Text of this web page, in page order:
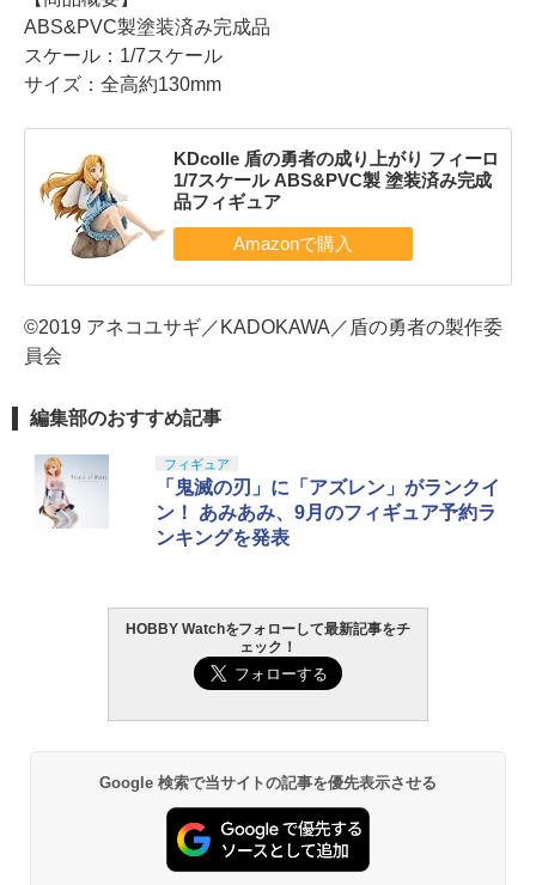
ABS&PVC製塗装済み完成品
スケール：1/7スケール
サイズ：全高約130mm
KDcolle 盾の勇者の成り上がり フィーロ
1/7スケール ABS&PVC製 塗装済み完成
品フィギュア
©2019 アネコユサギ／KADOKAWA／盾の勇者の製作委
員会
編集部のおすすめ記事
フィギュア
「鬼滅の刃」に「アズレン」がランクイ
ン！ あみあみ、9月のフィギュア予約ラ
ンキングを発表
HOBBY Watchをフォローして最新記事をチ
ェック！
Google 検索で当サイトの記事を優先表示させる